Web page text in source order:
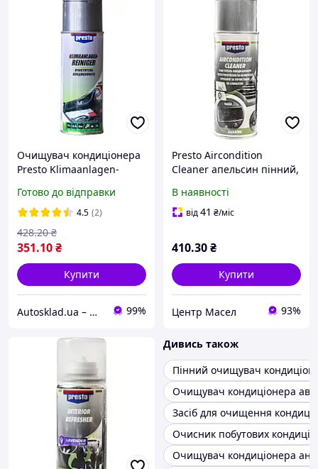
Очищувач кондиціонера
Presto Klimaanlagen-
Готово до відправки
4.5 (2)
351.10₴
428.20 ₴
Купити
Autosklad.ua – фарби, автоемалі, герметики, лаки, набори інструментів, компресори 99%
Presto Aircondition
Cleaner апельсин пінний,
кондиціонера
В наявності
від41 ₴/міс
410.30₴
Купити
Центр Масел 93%
Дивись також
Пінний очищувач
Очищувач кондиціонера
Засіб для очищення
Очисник побутових
Очищувач кондиціонера